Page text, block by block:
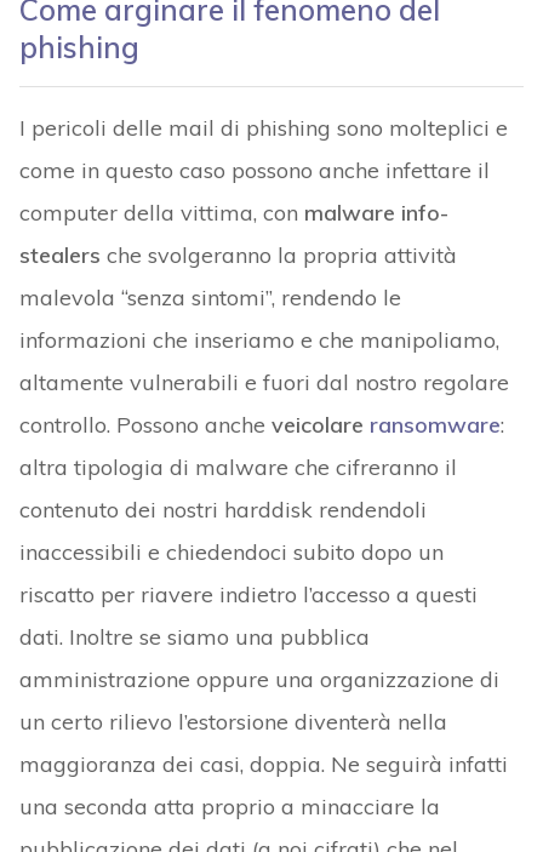
Come arginare il fenomeno del
phishing
I pericoli delle mail di phishing sono molteplici e
come in questo caso possono anche infettare il
computer della vittima, con malware info-
stealers che svolgeranno la propria attività
malevola “senza sintomi”, rendendo le
informazioni che inseriamo e che manipoliamo,
altamente vulnerabili e fuori dal nostro regolare
controllo. Possono anche veicolare ransomware:
altra tipologia di malware che cifreranno il
contenuto dei nostri harddisk rendendoli
inaccessibili e chiedendoci subito dopo un
riscatto per riavere indietro l’accesso a questi
dati. Inoltre se siamo una pubblica
amministrazione oppure una organizzazione di
un certo rilievo l’estorsione diventerà nella
maggioranza dei casi, doppia. Ne seguirà infatti
una seconda atta proprio a minacciare la